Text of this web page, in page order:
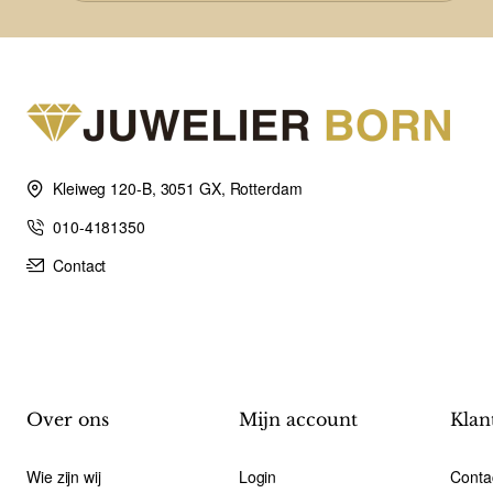
Kleiweg 120-B, 3051 GX, Rotterdam
010-4181350
Contact
Over ons
Wie zijn wij
Mijn account
Login